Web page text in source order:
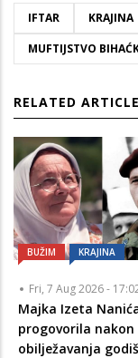
IFTAR KRAJINA
MUFTIJSTVO
RELATED
BUŽIM KRAJINA
Fri, 7 Aug 2026 -
Majka Izeta
progovorila nakon
obilježavanja